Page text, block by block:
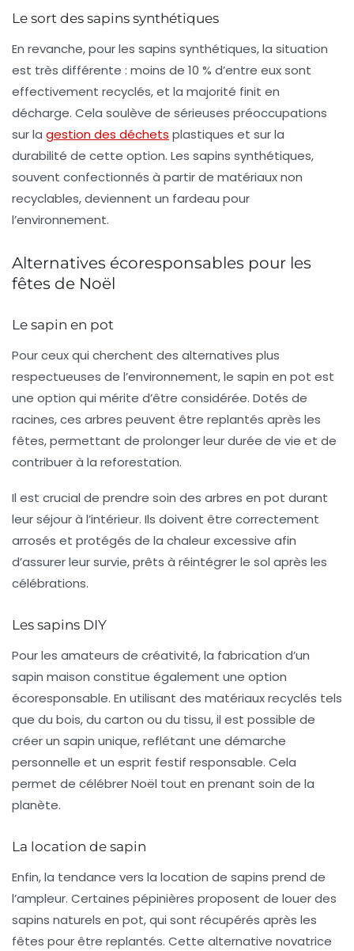
Le sort des sapins synthétiques
En revanche, pour les sapins synthétiques, la situation
est très différente : moins de 10 % d’entre eux sont
effectivement recyclés, et la majorité finit en
décharge. Cela soulève de sérieuses préoccupations
sur la gestion des déchets plastiques et sur la
durabilité de cette option. Les sapins synthétiques,
souvent confectionnés à partir de matériaux non
recyclables, deviennent un fardeau pour
l’environnement.
Alternatives écoresponsables pour les
fêtes de Noël
Le sapin en pot
Pour ceux qui cherchent des alternatives plus
respectueuses de l’environnement, le sapin en pot est
une option qui mérite d’être considérée. Dotés de
racines, ces arbres peuvent être replantés après les
fêtes, permettant de prolonger leur durée de vie et de
contribuer à la reforestation.
Il est crucial de prendre soin des arbres en pot durant
leur séjour à l’intérieur. Ils doivent être correctement
arrosés et protégés de la chaleur excessive afin
d’assurer leur survie, prêts à réintégrer le sol après les
célébrations.
Les sapins DIY
Pour les amateurs de créativité, la fabrication d’un
sapin maison constitue également une option
écoresponsable. En utilisant des matériaux recyclés tels
que du bois, du carton ou du tissu, il est possible de
créer un sapin unique, reflétant une démarche
personnelle et un esprit festif responsable. Cela
permet de célébrer Noël tout en prenant soin de la
planète.
La location de sapin
Enfin, la tendance vers la location de sapins prend de
l’ampleur. Certaines pépinières proposent de louer des
sapins naturels en pot, qui sont récupérés après les
fêtes pour être replantés. Cette alternative novatrice